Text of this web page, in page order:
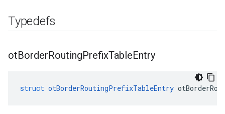
Typedefs
otBorderRoutingPrefixTableEntry
struct otBorderRoutingPrefixTableEntry